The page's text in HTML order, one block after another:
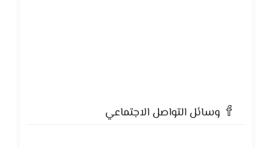
وسائل التواصل الاجتماعي